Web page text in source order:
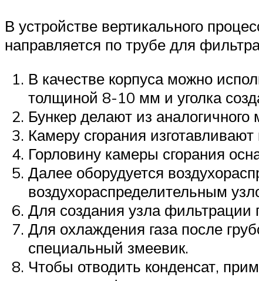
В устройстве вертикального
направляется по трубе для
В качестве корпуса можно
толщиной 8-10 мм и уголка
Бункер делают из
Камеру сгорания изготавливают
Горловину камеры сгорания
Далее оборудуется
воздухораспределительным
Для создания узла фильтрации
Для охлаждения газа после
специальный змеевик.
Чтобы отводить конденсат,